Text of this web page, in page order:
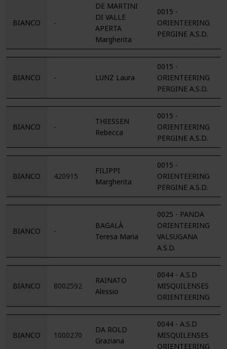
BIANCO -
DE MARTINI
DI VALLE
APERTA
Margherita
0015 -
ORIENTEERING
PERGINE A.S.D.
BIANCO - LUNZ Laura
0015 -
ORIENTEERING
PERGINE A.S.D.
BIANCO -
THIESSEN
Rebecca
0015 -
ORIENTEERING
PERGINE A.S.D.
BIANCO 420915
FILIPPI
Margherita
0015 -
ORIENTEERING
PERGINE A.S.D.
BIANCO -
BAGALÀ
Teresa Maria
0025 - PANDA
ORIENTEERING
VALSUGANA
A.S.D.
BIANCO 8002592
RAINATO
Alessio
0044 - A.S.D
MISQUILENSES
ORIENTEERING
BIANCO 1000270
DA ROLD
Graziana
0044 - A.S.D
MISQUILENSES
ORIENTEERING